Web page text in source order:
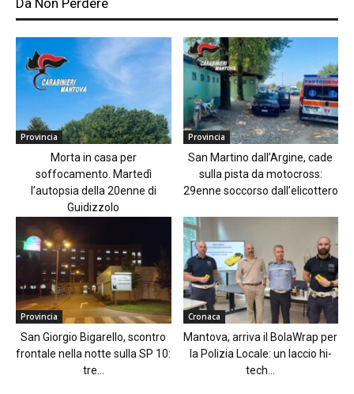
Provincia
Morta in casa per
soffocamento. Martedì
l’autopsia della 20enne di
Guidizzolo
Provincia
San Martino dall’Argine, cade
sulla pista da motocross:
29enne soccorso dall’elicottero
Provincia
San Giorgio Bigarello, scontro
frontale nella notte sulla SP 10:
tre...
Cronaca
Mantova, arriva il BolaWrap per
la Polizia Locale: un laccio hi-
tech...